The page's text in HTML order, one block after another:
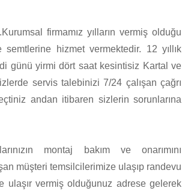
firmamız yılların vermiş olduğu
hizmet vermektedir. 12 yıllık
günü yirmi dört saat kesintisiz Kartal ve
servis talebinizi 7/24 çalışan çağrı
andan itibaren sizlerin sorunlarına
montaj bakım ve onarımını
müşteri temsilcilerimize ulaşıp randevu
ulaşır vermiş olduğunuz adrese gelerek